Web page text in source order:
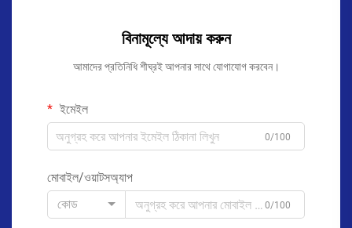
বিনামূল্যে আদায় করুন
আমাদের প্রতিনিধি শীঘ্রই আপনার সাথে যোগাযোগ করবেন।
ইমেইল
0/100
মোবাইল/ওয়াটসঅ্যাপ
কোড
0/100